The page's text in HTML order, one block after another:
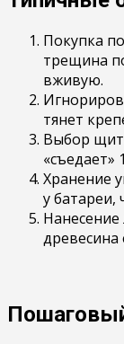
Покупка
трещина
вживую.
тянет
Выбор
«съедает»
Хранение
у батареи,
Нанесение